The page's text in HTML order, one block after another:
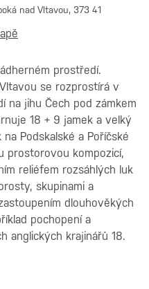
nad Vltavou, 373 41
prostředí.
se rozprostírá v
na jihu Čech pod zámkem
18 + 9 jamek a velký
Podskalské a Poříčské
prostorovou kompozicí,
reliéfem rozsáhlých luk
skupinami a
dlouhověkých
pochopení a
anglických krajinářů 18.